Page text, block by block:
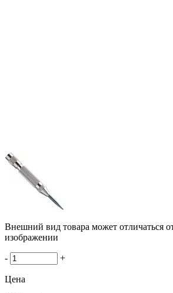
Внешний вид товара может отличаться
изображении
- +
Цена